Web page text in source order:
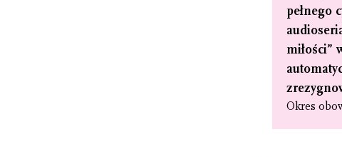
pełnego
miłości”
Okres